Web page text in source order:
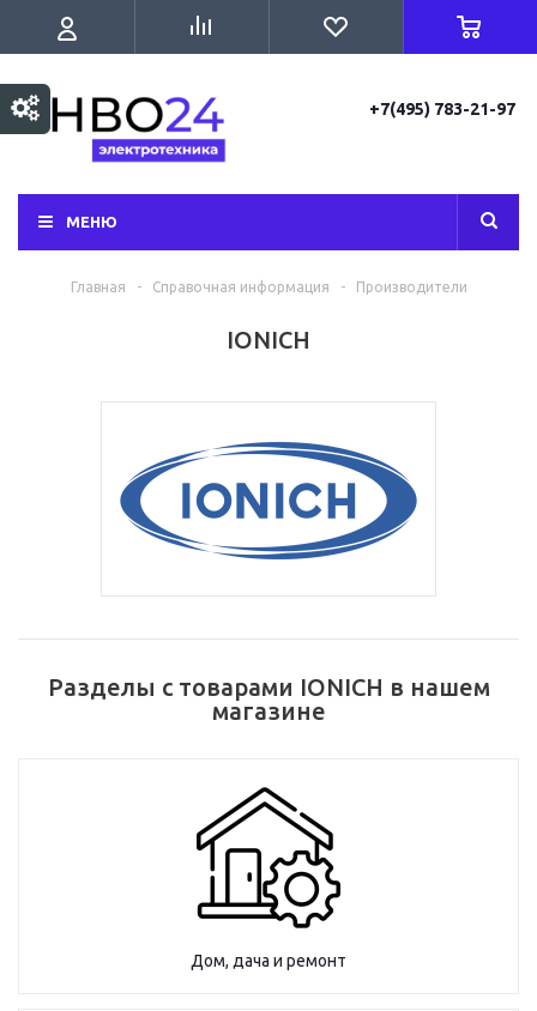
+7(495) 783-21-97
МЕНЮ
Главная - Справочная информация - Производители
IONICH
Разделы с товарами IONICH в нашем
магазине
Дом, дача и ремонт